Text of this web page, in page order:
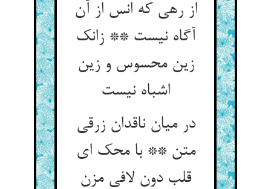
از رهی که انس از آن
آگاه نیست ** زانک
زین محسوس و زین
اشباه نیست
در میان ناقدان زرقی
متن ** با محک ای
قلب دون لافی مزن